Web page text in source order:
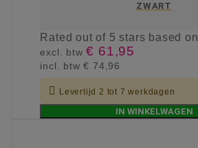
ZWART
Ratedout of 5 stars based on
excl. btw€ 61,95
incl. btw€ 74,96
 Levertijd 2 tot 7 werkdagen
IN WINKELWAGEN